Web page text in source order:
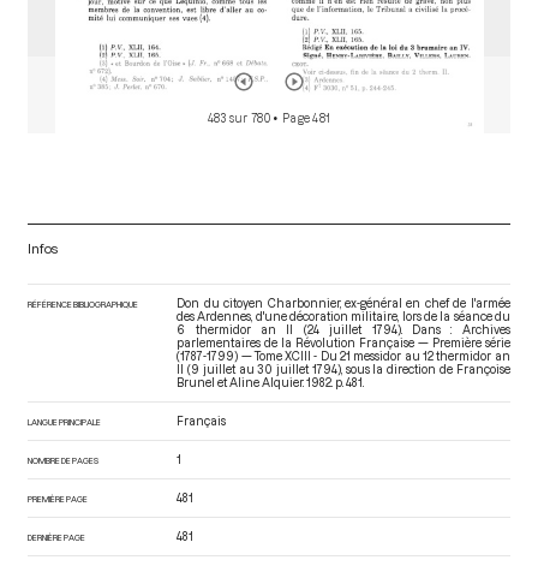
483 sur 780 • Page 481
Infos
RÉFÉRENCE BIBLIOGRAPHIQUE
Don du citoyen Charbonnier, ex-général en chef de l'armée
des Ardennes, d'une décoration militaire, lors de la séance du
6 thermidor an II (24 juillet 1794). Dans : Archives
parlementaires de la Révolution Française — Première série
(1787-1799) — Tome XCIII - Du 21 messidor au 12 thermidor an
II (9 juillet au 30 juillet 1794), sous la direction de Françoise
Brunel et Aline Alquier. 1982. p. 481.
LANGUE PRINCIPALE Français
NOMBRE DE PAGES 1
PREMIÈRE PAGE 481
DERNIÈRE PAGE 481